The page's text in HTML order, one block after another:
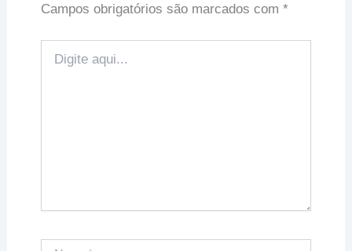
Campos obrigatórios são marcados com *
aqui...